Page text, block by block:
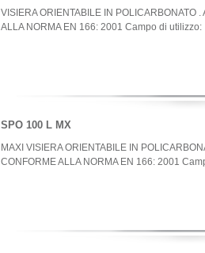
VISIERA ORIENTABILE IN
ALLA NORMA EN 166: 2001 Campo di utilizzo:
SPO 100 L MX
MAXI VISIERA ORIENTABILE IN
CONFORME ALLA NORMA EN 166: 2001